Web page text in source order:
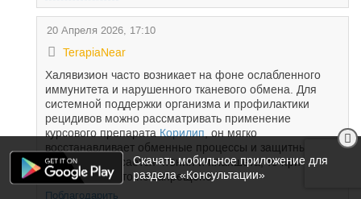
20 Апреля 2026, 17:10
TerapiaNear
Халявизион часто возникает на фоне ослабленного
иммунитета и нарушенного тканевого обмена. Для
системной поддержки организма и профилактики
рецидивов можно рассматривать применение
курсового препарата Корилип , он мягко
восстанавливает обменные процессы и защитные
силы. А что касается чтения и планшета, то при
халявизионе это не запрещено.
Поблагодарить
Скачать мобильное приложение для
раздела «Консультации»